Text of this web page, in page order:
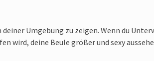
Umgebung zu zeigen. Wenn du
wird, deine Beule größer und sexy